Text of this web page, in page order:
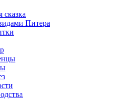
Питера